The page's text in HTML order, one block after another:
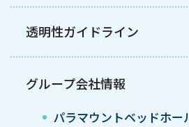
透明性ガイドライン
グループ会社情報
パラマウントベッドホー